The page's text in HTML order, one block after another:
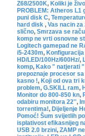
Z68/2500K, Koliki je
PROBLEM: Atheros
puni disk C,
hard disk , Vas nacin
slično, Smrzava se
komp ne vrti osnovne
Logitech gamepad ne
i5-2430m,
HD/LED/100Hz/600Hz/,
komp, Kako " natjerati
prepoznaje procesor
kasno !, Koji od ova tri
problem, G.SKILL ram,
Monitor do 800-850 kn,
odabiru monitora 22'',
torrentima!, Dijeljenje
Pomoć! Šum svijetlih
isplativost efikasnijeg
USB 2.0 brzini, ZAMP